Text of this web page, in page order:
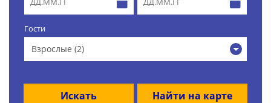
Гости
Взрослые (2)
Искать Найти на карте